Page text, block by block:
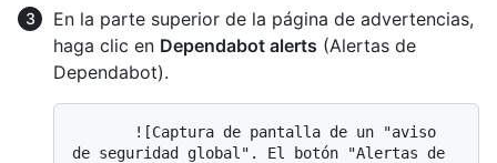
En la parte superior de la página de advertencias,
haga clic en Dependabot alerts (Alertas de
Dependabot).
de seguridad global". El botón "Alertas de